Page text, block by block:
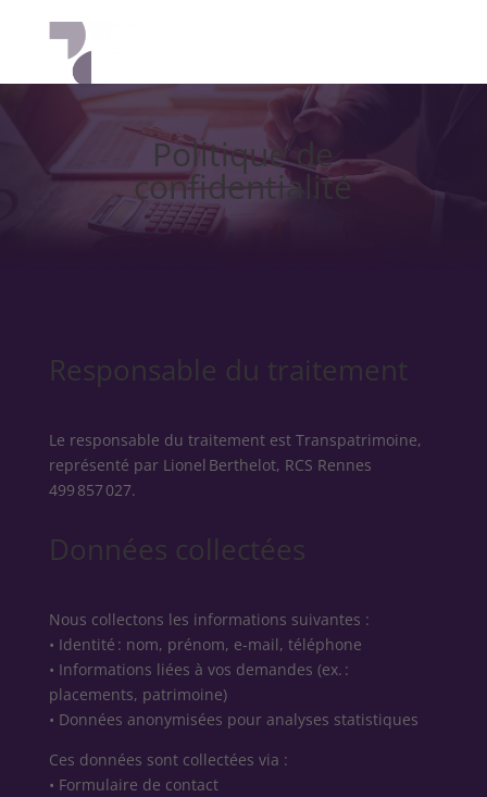
Politique de
confidentialité
Responsable du traitement
Le responsable du traitement est Transpatrimoine,
représenté par Lionel Berthelot, RCS Rennes
499 857 027.
Données collectées
Nous collectons les informations suivantes :
• Identité : nom, prénom, e‑mail, téléphone
• Informations liées à vos demandes (ex. :
placements, patrimoine)
• Données anonymisées pour analyses statistiques
Ces données sont collectées via :
• Formulaire de contact